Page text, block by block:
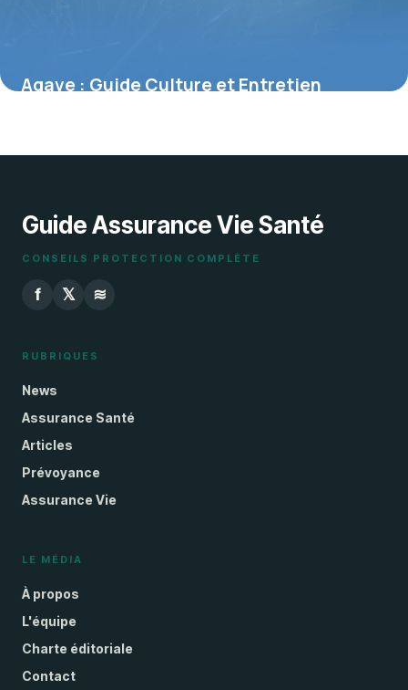
Agave : Guide Culture et Entretien
Guide Assurance Vie Santé
CONSEILS PROTECTION COMPLÈTE
f 𝕏 ≋
RUBRIQUES
News
Assurance Santé
Articles
Prévoyance
Assurance Vie
LE MÉDIA
À propos
L'équipe
Charte éditoriale
Contact